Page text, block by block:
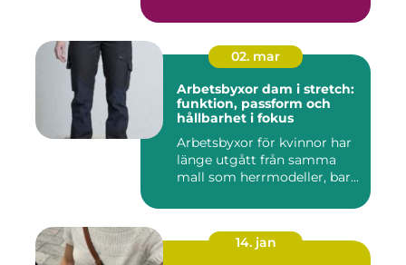
02. mar
Arbetsbyxor dam i stretch:
funktion, passform och
hållbarhet i fokus
Arbetsbyxor för kvinnor har
länge utgått från samma
mall som herrmodeller, bar...
14. jan